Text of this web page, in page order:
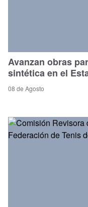
Avanzan obras
sintética en el
08 de Agosto